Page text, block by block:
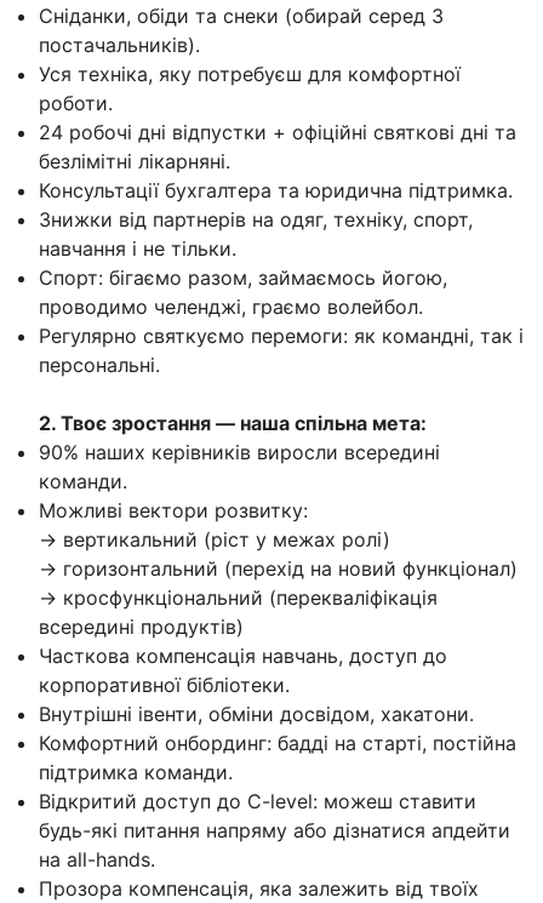
Сніданки, обіди та снеки (обирай серед 3
постачальників).
Уся техніка, яку потребуєш для комфортної
роботи.
24 робочі дні відпустки + офіційні святкові дні та
безлімітні лікарняні.
Консультації бухгалтера та юридична підтримка.
Знижки від партнерів на одяг, техніку, спорт,
навчання і не тільки.
Спорт: бігаємо разом, займаємось йогою,
проводимо челенджі, граємо волейбол.
Регулярно святкуємо перемоги: як командні, так і
персональні.
2. Твоє зростання — наша спільна мета:
90% наших керівників виросли всередині
команди.
Можливі вектори розвитку:
→ вертикальний (ріст у межах ролі)
→ горизонтальний (перехід на новий функціонал)
→ кросфункціональний (перекваліфікація
всередині продуктів)
Часткова компенсація навчань, доступ до
корпоративної бібліотеки.
Внутрішні івенти, обміни досвідом, хакатони.
Комфортний онбординг: бадді на старті, постійна
підтримка команди.
Відкритий доступ до C-level: можеш ставити
будь-які питання напряму або дізнатися апдейти
на all-hands.
Прозора компенсація, яка залежить від твоїх